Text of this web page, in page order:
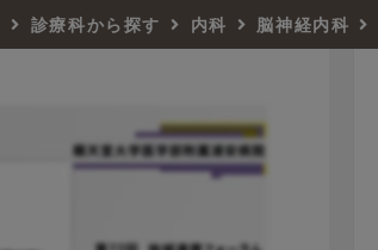
診療科から探す 内科 脳神経内科